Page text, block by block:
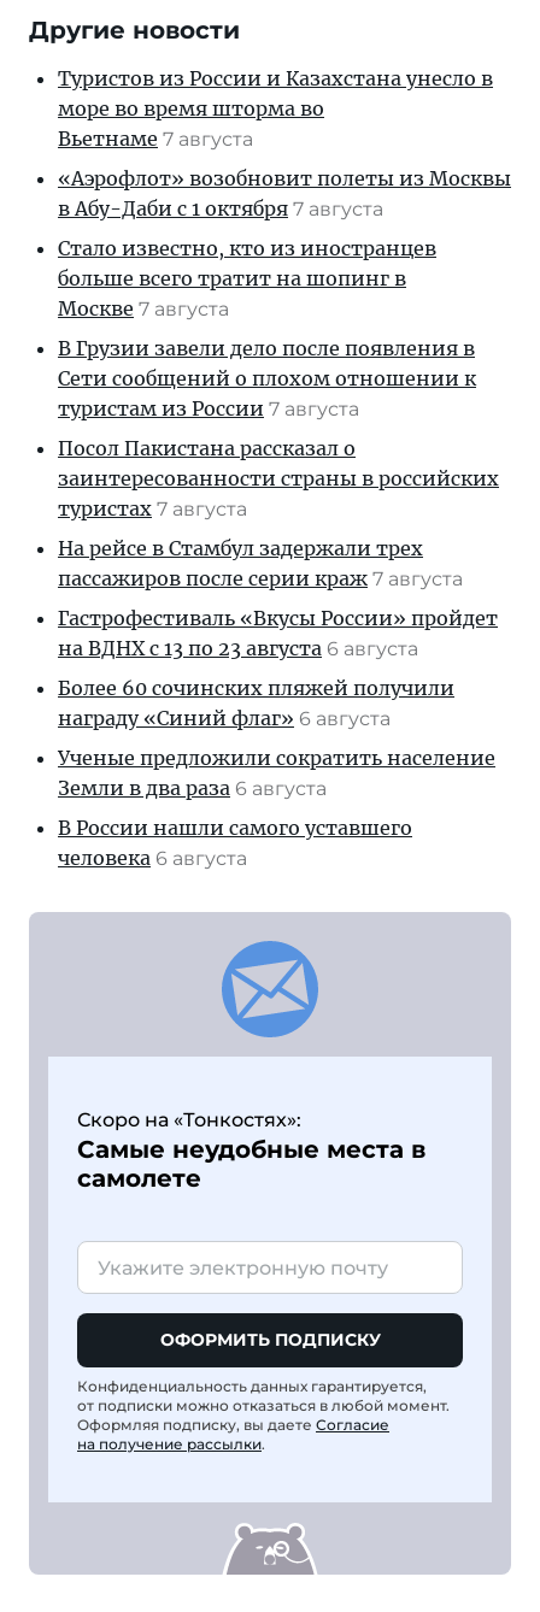
Другие новости
Туристов из России и Казахстана унесло в
море во время шторма во
Вьетнаме 7 августа
«Аэрофлот» возобновит полеты из Москвы
в Абу-Даби с 1 октября 7 августа
Стало известно, кто из иностранцев
больше всего тратит на шопинг в
Москве 7 августа
В Грузии завели дело после появления в
Сети сообщений о плохом отношении к
туристам из России 7 августа
Посол Пакистана рассказал о
заинтересованности страны в российских
туристах 7 августа
На рейсе в Стамбул задержали трех
пассажиров после серии краж 7 августа
Гастрофестиваль «Вкусы России» пройдет
на ВДНХ с 13 по 23 августа 6 августа
Более 60 сочинских пляжей получили
награду «Синий флаг» 6 августа
Ученые предложили сократить население
Земли в два раза 6 августа
В России нашли самого уставшего
человека 6 августа
Скоро на «Тонкостях»:
Самые неудобные места в
самолете
ОФОРМИТЬ ПОДПИСКУ
Конфиденциальность данных гарантируется,
от подписки можно отказаться в любой момент.
Оформляя подписку, вы даете Согласие
на получение рассылки.